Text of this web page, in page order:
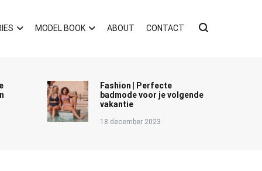
MODEL BOOK ABOUT CONTACT
Fashion | Perfecte
badmode voor je volgende
vakantie
18 december 2023